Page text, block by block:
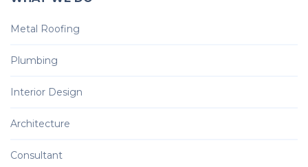
Metal Roofing
Plumbing
Interior Design
Architecture
Consultant